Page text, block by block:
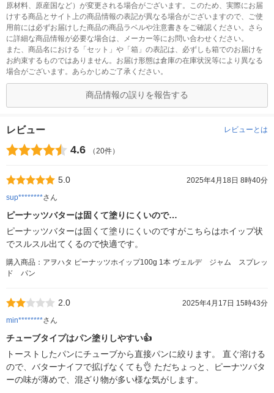
原材料、原産国など）が変更される場合がございます。このため、実際にお届
けする商品とサイト上の商品情報の表記が異なる場合がございますので、ご使
用前には必ずお届けした商品の商品ラベルや注意書きをご確認ください。さら
に詳細な商品情報が必要な場合は、メーカー等にお問い合わせください。
また、商品名における「セット」や「箱」の表記は、必ずしも箱でのお届けを
お約束するものではありません。お届け形態は倉庫の在庫状況等により異なる
場合がございます。あらかじめご了承ください。
商品情報の誤りを報告する
レビュー レビューとは
4.6 （20件）
5.0
2025年4月18日 8時40分
sup********さん
ピーナッツバターは固くて塗りにくいので…
ピーナッツバターは固くて塗りにくいのですがこちらはホイップ状
でスルスル出てくるので快適です。
購入商品：アヲハタ ピーナッツホイップ100g 1本 ヴェルデ ジャム スプレッ
ド パン
2.0
2025年4月17日 15時43分
min********さん
チューブタイプはパン塗りしやすい👍
トーストしたパンにチューブから直接パンに絞ります。 直ぐ溶ける
ので、バターナイフで拡げなくても👌 ただちょっと、ピーナツバタ
ーの味が薄めで、混ざり物が多い様な気がします。